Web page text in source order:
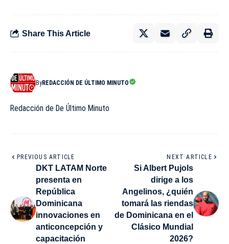
Share This Article
ByREDACCIÓN DE ÚLTIMO MINUTO
Redacción de De Último Minuto
PREVIOUS ARTICLE
DKT LATAM Norte
presenta en
República
Dominicana
innovaciones en
anticoncepción y
capacitación
NEXT ARTICLE
Si Albert Pujols
dirige a los
Angelinos, ¿quién
tomará las riendas
de Dominicana en el
Clásico Mundial
2026?